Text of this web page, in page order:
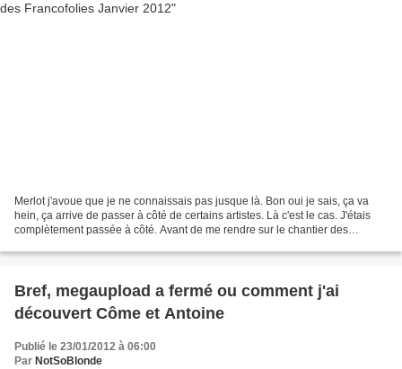
Merlot j'avoue que je ne connaissais pas jusque là. Bon oui je sais, ça va
hein, ça arrive de passer à côté de certains artistes. Là c'est le cas. J'étais
complètement passée à côté. Avant de me rendre sur le chantier des
Bref, megaupload a fermé ou comment j'ai
découvert Côme et Antoine
Publié le 23/01/2012 à 06:00
Par NotSoBlonde